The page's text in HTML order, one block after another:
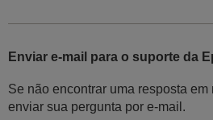
Enviar e-mail para o suporte da
Se não encontrar uma resposta
enviar sua pergunta por e-mail.